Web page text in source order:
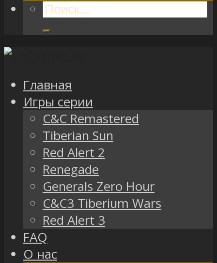
Главная
Игры серии
C&C Remastered
Tiberian Sun
Red Alert 2
Renegade
Generals Zero Hour
C&C3 Tiberium Wars
Red Alert 3
FAQ
О нас